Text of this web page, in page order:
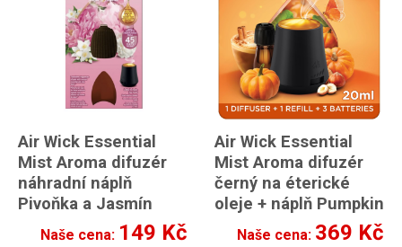
Air Wick Essential
Mist Aroma difuzér
náhradní náplň
Pivoňka a Jasmín
20ml
Naše cena: 149 Kč
Air Wick Essential
Mist Aroma difuzér
černý na éterické
oleje + náplň Pumpkin
Spice 20ml
Naše cena: 369 Kč